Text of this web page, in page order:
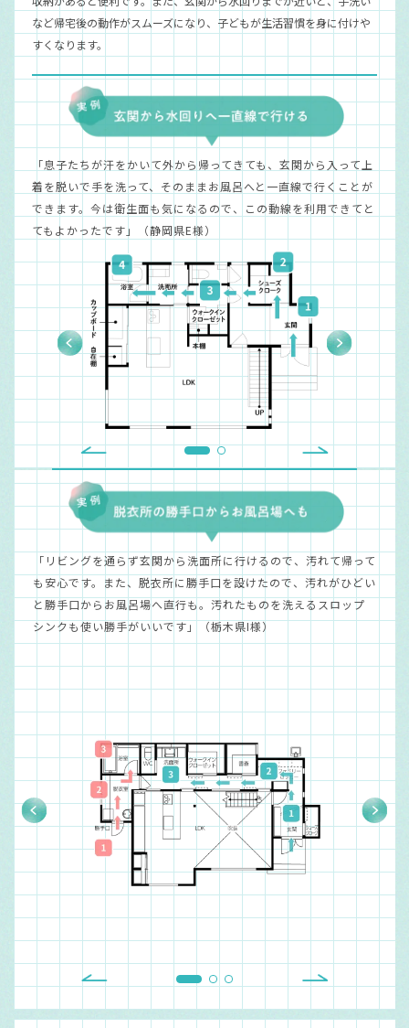
など帰宅後の動作がスムーズになり、子どもが生活習慣を身に付けや
すくなります。
「息子たちが汗をかいて外から帰ってきても、玄関から入って上
着を脱いで手を洗って、そのままお風呂へと一直線で行くことが
できます。今は衛生面も気になるので、この動線を利用できてと
てもよかったです」（静岡県E様）
「リビングを通らず玄関から洗面所に行けるので、汚れて帰って
も安心です。また、脱衣所に勝手口を設けたので、汚れがひどい
と勝手口からお風呂場へ直行も。汚れたものを洗えるスロップ
シンクも使い勝手がいいです」（栃木県I様）